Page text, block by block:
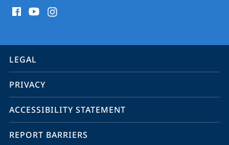
media
information
service
navigation
LEGAL
PRIVACY
ACCESSIBILITY STATEMENT
REPORT BARRIERS